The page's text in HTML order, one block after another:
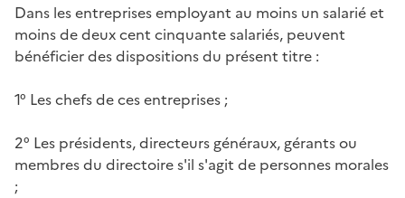
Dans les entreprises employant au moins un salarié et
moins de deux cent cinquante salariés, peuvent
bénéficier des dispositions du présent titre :
1° Les chefs de ces entreprises ;
2° Les présidents, directeurs généraux, gérants ou
membres du directoire s'il s'agit de personnes morales
;